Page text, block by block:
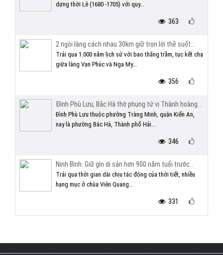
dựng thời Lê (1680 -1705) với quy...
363
2 ngôi làng cách nhau 30km giữ trọn lời thề suốt...
Trải qua 1.000 năm lịch sử với bao thăng trầm, tục kết chạ
giữa làng Vạn Phúc và Nga My...
356
Đình Phù Lưu, Bắc Hà thờ phụng tứ vị Thành hoàng...
Đình Phù Lưu thuộc phường Tràng Minh, quận Kiến An,
nay là phường Bắc Hà, Thành phố Hải...
346
Ninh Bình: Giữ gìn di sản hơn 900 năm tuổi trước...
Trải qua thời gian dài chịu tác động của thời tiết, nhiều
hạng mục ở chùa Viên Quang...
331